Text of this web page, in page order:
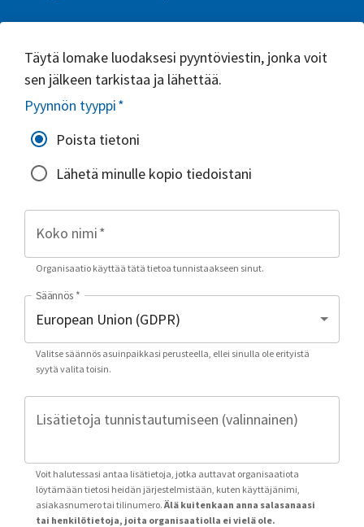
Täytä lomake luodaksesi pyyntöviestin, jonka voit
sen jälkeen tarkistaa ja lähettää.
Pyynnön tyyppi*
Poista tietoni
Lähetä minulle kopio tiedoistani
Koko nimi*
Organisaatio käyttää tätä tietoa tunnistaakseen sinut.
Säännös *
Valitse säännös asuinpaikkasi perusteella, ellei sinulla ole erityistä
syytä valita toisin.
Lisätietoja tunnistautumiseen (valinnainen)
Voit halutessasi antaa lisätietoja, jotka auttavat organisaatiota
löytämään tietosi heidän järjestelmistään, kuten käyttäjänimi,
asiakasnumero tai tilinumero. Älä kuitenkaan anna salasanaasi
tai henkilötietoja, joita organisaatiolla ei vielä ole.